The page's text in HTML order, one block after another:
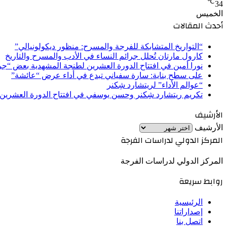
34
الخميس
أحدث المقالات
“التواريخ المتشابكة للفرجة والمسرح: منظور ديكولونيالي”
كارول مارتان تُحلل جرائم النساء في الأدب والمسرح والتاريخ
نورا أمين في افتتاح الدورة العشرين لطنجة المشهدية بعض
على سطح بناية: سارة سفياني تبدع في أداء عرض “عائشة”
“عوالم الأداء” لريتشارد شِكنر
تكريم ريتشارد شِكنر وحسن يوسفي في افتتاح الدورة
الأرشيف
الأرشيف
المركز الدولي لدراسات الفرجة
المركز الدولي لدراسات الفرجة
روابط سريعة
الرئيسية
إصداراتنا
اتصل بنا